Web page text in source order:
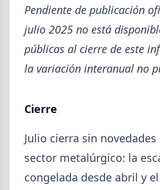
VER TODO
Informe ADIMRA junio 2026: la
Producción Mundial de Acero – Junio
Ternium Siderar subió la chapa LAC y
Pendiente de publicación
julio 2025 no está
públicas al cierre de este
la variación interanual no
Cierre
Julio cierra sin
sector metalúrgico: la
congelada desde abril y